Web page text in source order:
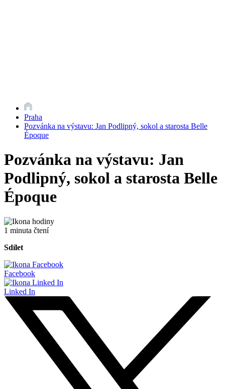
Praha
Pozvánka na výstavu: Jan Podlipný, sokol a starosta Belle
Époque
Pozvánka na výstavu: Jan
Podlipný, sokol a starosta Belle
Époque
1 minuta čtení
Sdílet
Facebook
Linked In